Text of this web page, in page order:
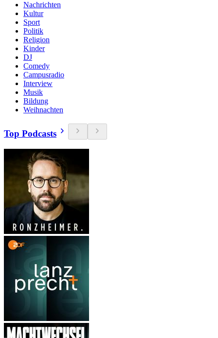
Nachrichten
Kultur
Sport
Politik
Religion
Kinder
DJ
Comedy
Campusradio
Interview
Musik
Bildung
Weihnachten
Top Podcasts